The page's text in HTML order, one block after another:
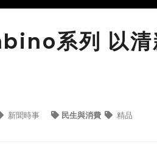
系列 以清
新聞時事 民生與消費 精品